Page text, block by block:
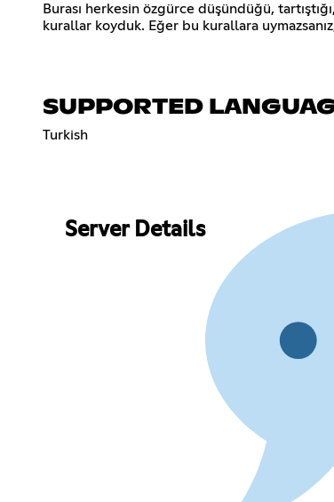
Burası herkesin özgürce düşündüğü,
kurallar koyduk. Eğer bu kurallara
SUPPORTED
Turkish
Server Details